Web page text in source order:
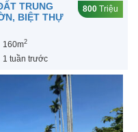
TRUNG
BIỆT THỰ
800 Triệu
160m2
1 tuần trước